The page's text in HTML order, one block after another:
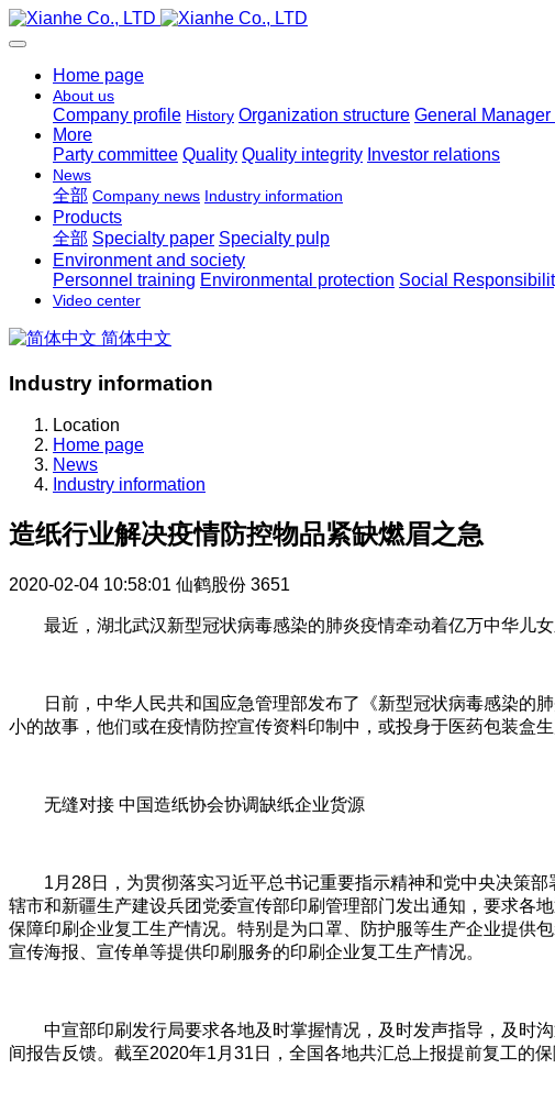
Home page
About us
Company profile History Organization structure General Manager
More
Party committee Quality Quality integrity Investor relations
News
全部 Company news Industry information
Products
全部 Specialty paper Specialty pulp
Environment and society
Personnel training Environmental protection Social
Video center
简体中文
Industry information
Location
Home page
News
Industry information
造纸行业解决疫情防控物品紧缺燃眉之急
2020-02-04 10:58:01 仙鹤股份 3651
最近，湖北武汉新型冠状病毒感染的肺炎疫情牵动着亿万中华儿
日前，中华人民共和国应急管理部发布了《新型冠状病毒感染的
小的故事，他们或在疫情防控宣传资料印制中，或投身于医药包装盒
无缝对接 中国造纸协会协调缺纸企业货源
1月28日，为贯彻落实习近平总书记重要指示精神和党中央决策
辖市和新疆生产建设兵团党委宣传部印刷管理部门发出通知，要求各
保障印刷企业复工生产情况。特别是为口罩、防护服等生产企业提供
宣传海报、宣传单等提供印刷服务的印刷企业复工生产情况。
中宣部印刷发行局要求各地及时掌握情况，及时发声指导，及时
间报告反馈。截至2020年1月31日，全国各地共汇总上报提前复工的保